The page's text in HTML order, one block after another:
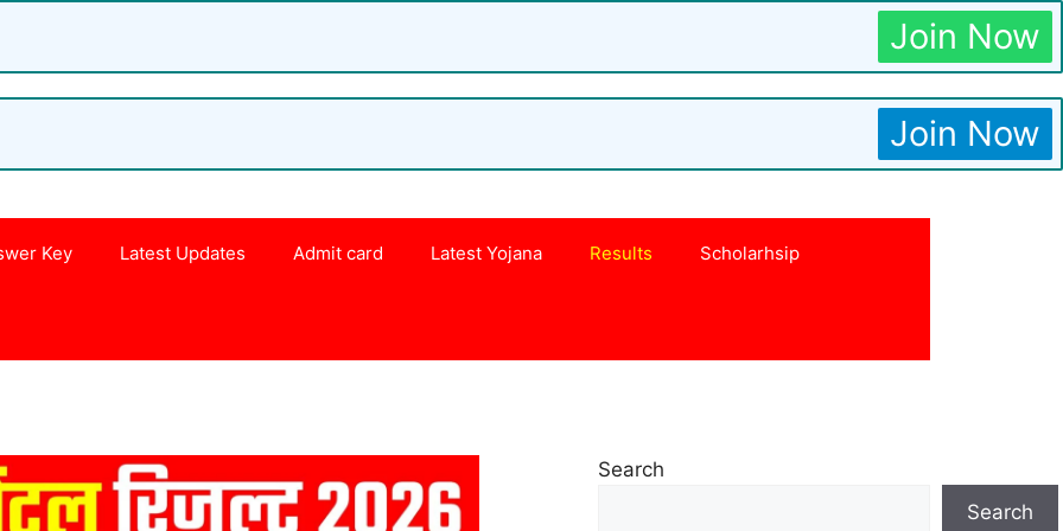
Join Now
Join Now
Key Latest Updates Admit card Latest Yojana Results Scholarhsip
Search
Search